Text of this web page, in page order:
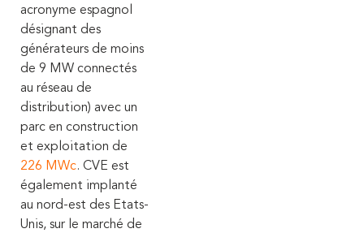
acronyme espagnol
désignant des
générateurs de moins
de 9 MW connectés
au réseau de
distribution) avec un
parc en construction
et exploitation de
226 MWc. CVE est
également implanté
au nord-est des Etats-
Unis, sur le marché de